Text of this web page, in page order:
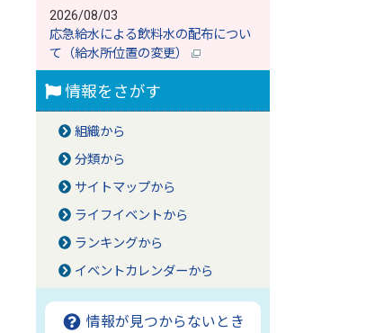
2026/08/03
応急給水による飲料水の配布につい
て（給水所位置の変更）
情報をさがす
組織から
分類から
サイトマップから
ライフイベントから
ランキングから
イベントカレンダーから
情報が見つからないとき